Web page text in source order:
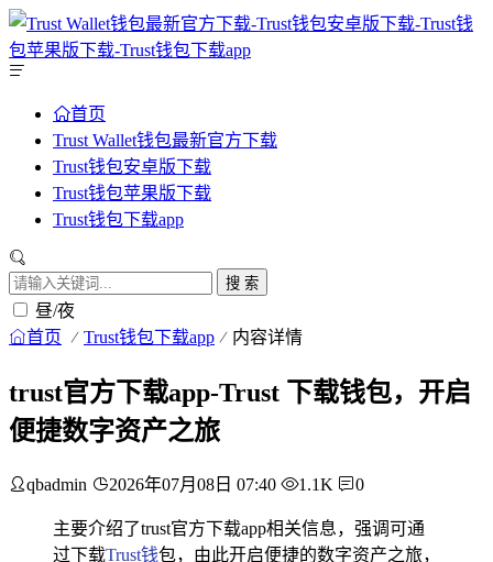
首页
Trust Wallet钱包最新官方下载
Trust钱包安卓版下载
Trust钱包苹果版下载
Trust钱包下载app
搜 索
昼/夜
首页 Trust钱包下载app 内容详情
trust官方下载app-Trust 下载钱包，开启
便捷数字资产之旅
qbadmin 2026年07月08日 07:40 1.1K 0
主要介绍了trust官方下载app相关信息，强调可通
过下载Trust钱包，由此开启便捷的数字资产之旅，